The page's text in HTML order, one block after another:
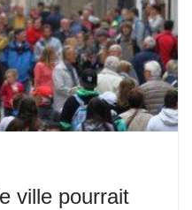
ville pourrait